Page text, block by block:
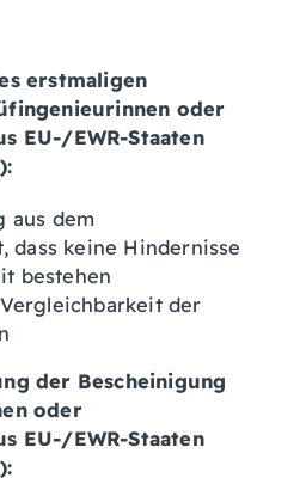
erstmaligen
oder
EU-/EWR-Staaten
aus dem
dass keine Hindernisse
bestehen
der
der Bescheinigung
oder
EU-/EWR-Staaten